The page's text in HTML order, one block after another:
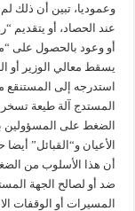
وعموديا، تبين أن ذلك
عند الحصاد، أو يتقديم
أو وعود بالحصول على
يسقط معالي الوزير أو
استدرجه إلى المستنقع
المستدج آلة طيعة
الضغط على المسؤولين
الأعيان و“القبائل”
أن هذا الأسلوب من
ضد أو لصالح الجهة
المسيرات أو الوقفات